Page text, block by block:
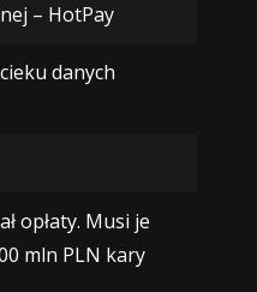
– HotPay
danych
opłaty. Musi je
mln PLN kary